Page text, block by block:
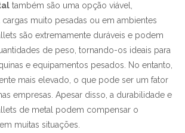
também são uma opção viável,
muito pesadas ou em ambientes
são extremamente duráveis e podem
de peso, tornando-os ideais para
e equipamentos pesados. No entanto,
mais elevado, o que pode ser um fator
empresas. Apesar disso, a durabilidade e
de metal podem compensar o
muitas situações.